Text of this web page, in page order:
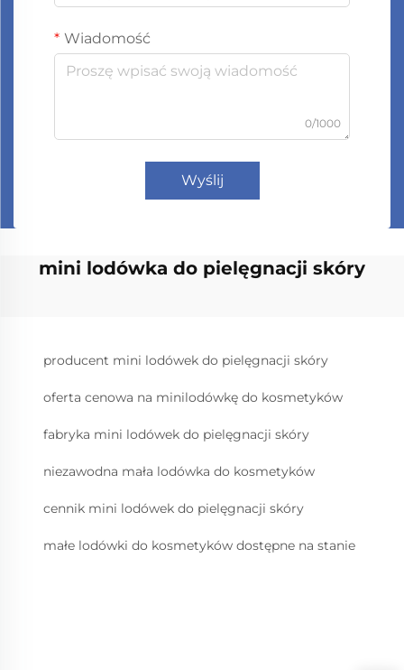
Wiadomość
0/1000
Wyślij
mini lodówka do pielęgnacji skóry
producent mini lodówek do pielęgnacji skóry
oferta cenowa na minilodówkę do kosmetyków
fabryka mini lodówek do pielęgnacji skóry
niezawodna mała lodówka do kosmetyków
cennik mini lodówek do pielęgnacji skóry
małe lodówki do kosmetyków dostępne na stanie